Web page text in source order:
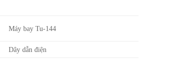
Máy bay Tu-144
Dây dẫn điện